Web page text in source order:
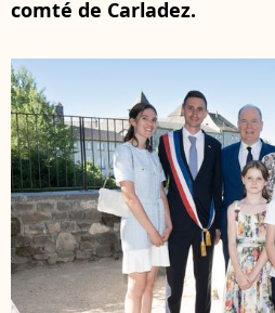
comté de Carladez.